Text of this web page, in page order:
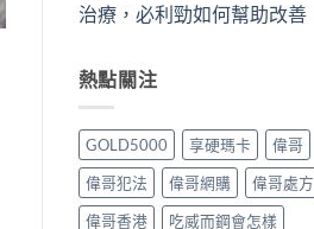
治療，必利勁如何幫助改善
熱點關注
GOLD5000 享硬瑪卡
偉哥
偉哥犯法
偉哥網購
偉哥處方
偉哥香港
吃威而鋼會怎樣